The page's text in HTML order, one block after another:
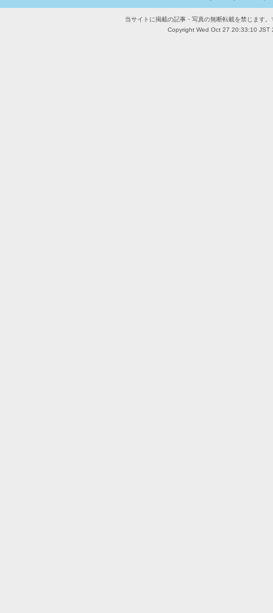
当サイトに掲載の記事・写真の無断転載を禁じます
Copyright Wed Oct 27 20:33:10 JST